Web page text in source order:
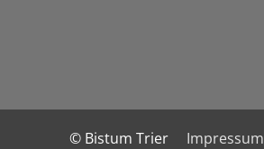
© Bistum Trier Impressum